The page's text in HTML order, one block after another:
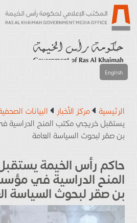
English
الرئيسية مركز الأخبار البيانات
يستقبل خريجي مكتب المنح
بن صقر لبحوث السياسة العامة
حاكم رأس الخيمة
المنح الدراسية في
بن صقر لبحوث السياسة